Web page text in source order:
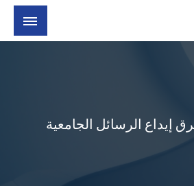
إيداع الرسائل الجامعية